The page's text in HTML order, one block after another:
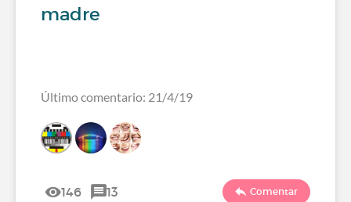
madre
Último comentario: 21/4/19
146 13 Comentar